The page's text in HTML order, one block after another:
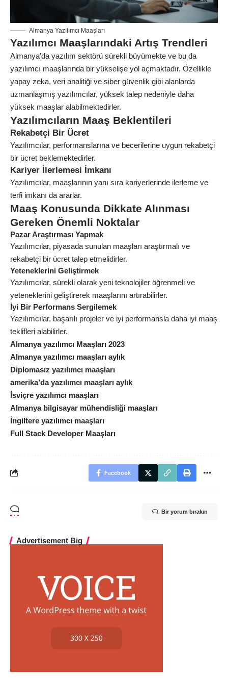
Almanya Yazılımcı Maaşları
Yazılımcı Maaşlarındaki Artış Trendleri
Almanya’da yazılım sektörü sürekli büyümekte ve bu da
yazılımcı maaşlarında bir yükselişe yol açmaktadır. Özellikle
yapay zeka, veri analitiği ve siber güvenlik gibi alanlarda
uzmanlaşmış yazılımcılar, yüksek talep nedeniyle daha
yüksek maaşlar alabilmektedirler.
Yazılımcıların Maaş Beklentileri
Rekabetçi Bir Ücret
Yazılımcılar, performanslarına ve becerilerine uygun rekabetçi
bir ücret beklemektedirler.
Kariyer İlerlemesi İmkanı
Yazılımcılar, maaşlarının yanı sıra kariyerlerinde ilerleme ve
terfi imkanı da ararlar.
Maaş Konusunda Dikkate Alınması
Gereken Önemli Noktalar
Pazar Araştırması Yapmak
Yazılımcılar, piyasada sunulan maaşları araştırmalı ve
rekabetçi bir ücret talep etmelidirler.
Yeteneklerini Geliştirmek
Yazılımcılar, sürekli olarak yeni teknolojiler öğrenmeli ve
yeteneklerini geliştirerek maaşlarını artırabilirler.
İyi Bir Performans Sergilemek
Yazılımcılar, başarılı projeler ve iyi performansla daha iyi maaş
teklifleri alabilirler.
Almanya yazılımcı Maaşları 2023
Almanya yazılımcı maaşları aylık
Diplomasız yazılımcı maaşları
amerika’da yazılımcı maaşları aylık
İsviçre yazılımcı maaşları
Almanya bilgisayar mühendisliği maaşları
İngiltere yazılımcı maaşları
Full Stack Developer Maaşları
Facebook
Bir yorum bırakın
Advertisement Big